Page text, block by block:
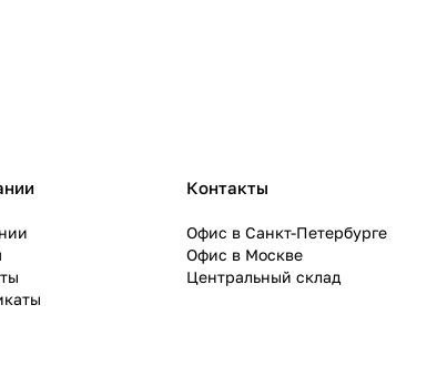
Контакты
Офис в Санкт-Петербурге
Офис в Москве
Центральный склад